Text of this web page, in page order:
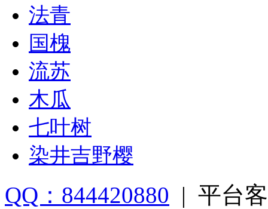
法青
国槐
流苏
木瓜
七叶树
染井吉野樱
QQ：844420880 | 平台